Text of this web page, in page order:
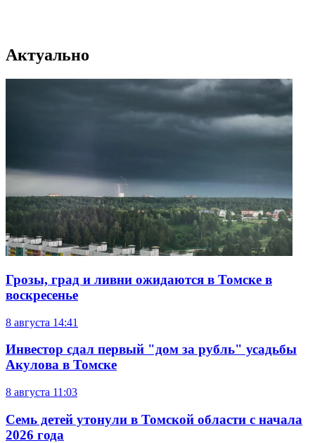
Актуально
Грозы, град и ливни ожидаются в Томске в
воскресенье
8 августа 14:41
Инвестор сдал первый "дом за рубль" усадьбы
Акулова в Томске
8 августа 11:03
Семь детей утонули в Томской области с начала
2026 года